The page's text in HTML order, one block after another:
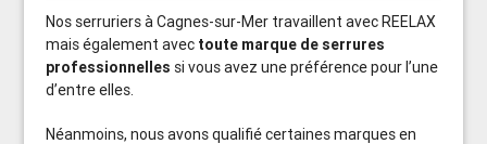
Nos serruriers à Cagnes-sur-Mer travaillent avec REELAX
mais également avec toute marque de serrures
professionnelles si vous avez une préférence pour l’une
d’entre elles.
Néanmoins, nous avons qualifié certaines marques en